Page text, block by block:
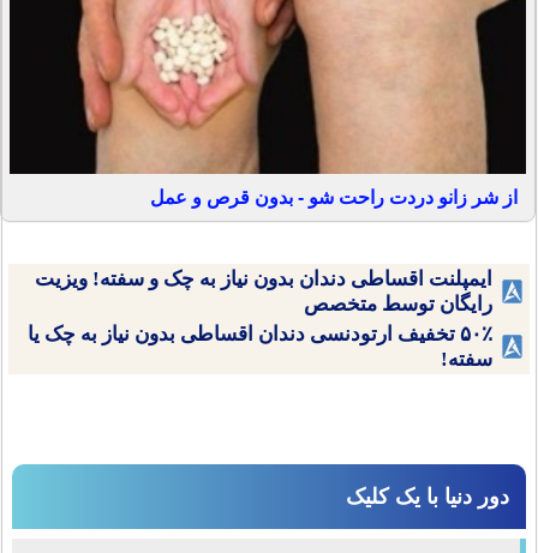
از شر زانو دردت راحت شو - بدون قرص و عمل
ایمپلنت اقساطی دندان بدون نیاز به چک و سفته! ویزیت
رایگان توسط متخصص
۵۰٪ تخفیف ارتودنسی دندان اقساطی بدون نیاز به چک یا
سفته!
دور دنیا با یک کلیک